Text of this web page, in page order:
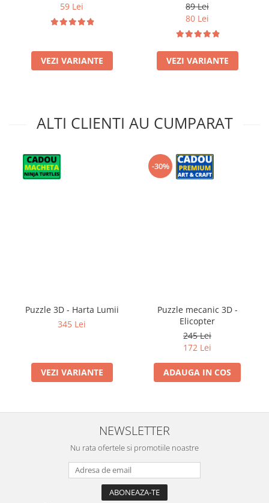
59 Lei
VEZI VARIANTE
89 Lei
80 Lei
VEZI VARIANTE
ALTI CLIENTI AU CUMPARAT
Puzzle 3D - Harta Lumii
345 Lei
VEZI VARIANTE
-30%
Puzzle mecanic 3D -
Elicopter
245 Lei
172 Lei
ADAUGA IN COS
NEWSLETTER
Nu rata ofertele si promotiile noastre